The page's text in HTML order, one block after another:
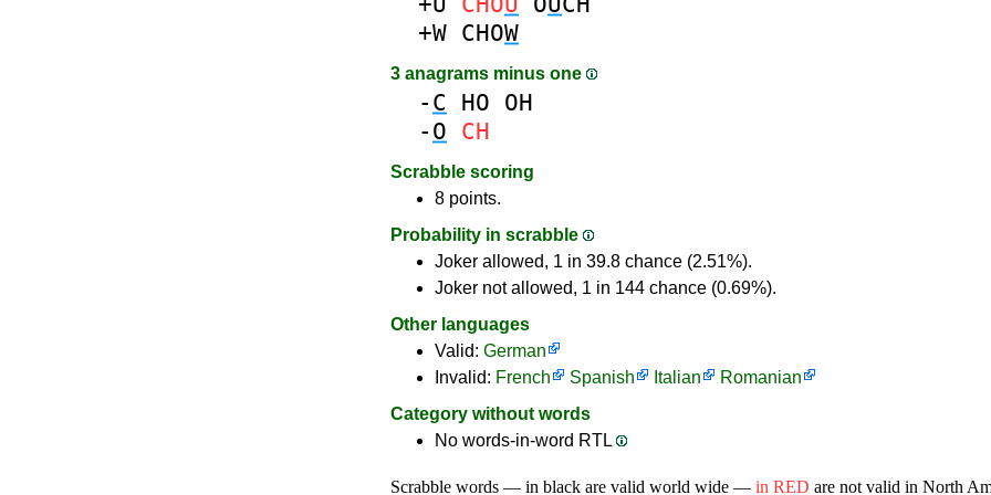
+W CHOW
3 anagrams minus one
- C HO OH
- O CH
Scrabble scoring
8 points.
Probability in scrabble
Joker allowed, 1 in 39.8 chance (2.51%).
Joker not allowed, 1 in 144 chance (0.69%).
Other languages
Valid: German
Invalid: French Spanish Italian
Romanian
Category without words
No words-in-word RTL
Scrabble words — in black are valid world wide — in RED are not valid in North